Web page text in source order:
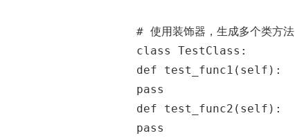
# 使用装饰器，生成多个类方法
class TestClass:
def test_func1(self):
pass
def test_func2(self):
pass